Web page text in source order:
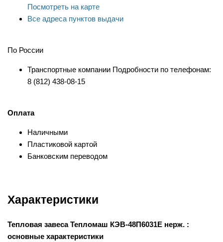
Посмотреть на карте
Все адреса пунктов выдачи
По России
Транспортные компании Подробности по телефонам:
8 (812) 438-08-15
Оплата
Наличными
Пластиковой картой
Банковским переводом
Характеристики
Тепловая завеса Тепломаш КЭВ-48П6031Е нерж. :
основные характеристики